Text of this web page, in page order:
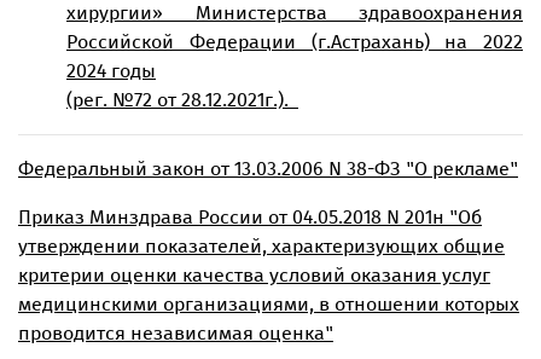
хирургии» Министерства здравоохранения
Российской Федерации (г.Астрахань) на 2022
2024 годы
(рег. №72 от 28.12.2021г.).
Федеральный закон от 13.03.2006 N 38-ФЗ "О рекламе"
Приказ Минздрава России от 04.05.2018 N 201н "Об
утверждении показателей, характеризующих общие
критерии оценки качества условий оказания услуг
медицинскими организациями, в отношении которых
проводится независимая оценка"